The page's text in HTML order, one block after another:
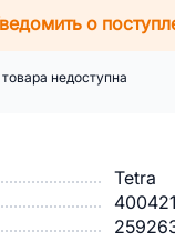
Tetra
о
недоступна